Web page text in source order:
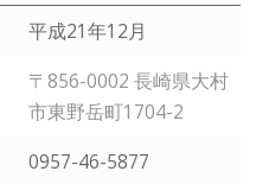
平成21年12月
〒856-0002 長崎県大村
市東野岳町1704-2
0957-46-5877